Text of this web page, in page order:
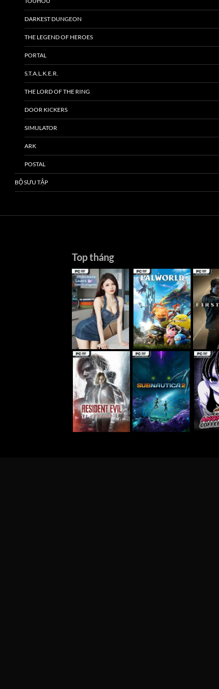
DARKEST DUNGEON
THE LEGEND OF HEROES
PORTAL
S.T.A.L.K.E.R.
THE LORD OF THE RING
DOOR KICKERS
SIMULATOR
ARK
POSTAL
BỘ SƯU TẬP
Top tháng